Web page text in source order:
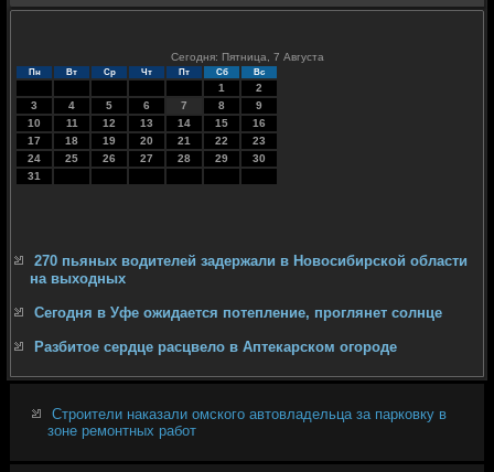
Сегодня: Пятница, 7 Августа
Пн Вт Ср Чт Пт Сб Вс
1
2
3
4 5 6 7 8
9
10
11 12 13 14 15
16
17
18 19 20 21 22
23
24
25 26 27 28 29
30
31
270 пьяных водителей задержали в Новосибирской области
на выходных
Сегодня в Уфе ожидается потепление, проглянет солнце
Разбитое сердце расцвело в Аптекарском огороде
Строители наказали омского автовладельца за парковку в
зоне ремонтных работ